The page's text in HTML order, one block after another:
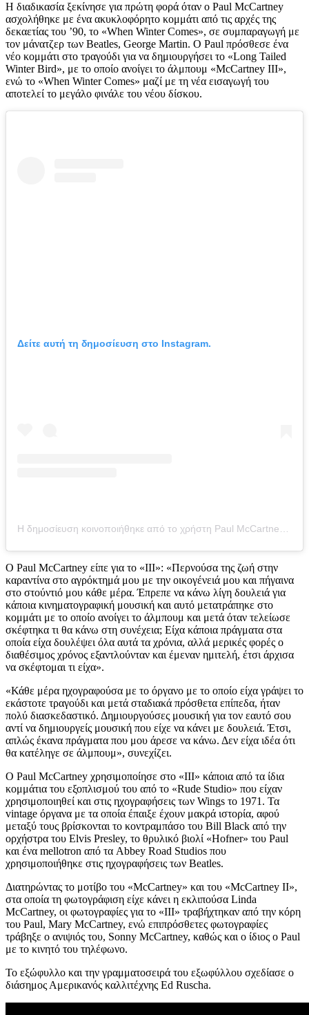
Η διαδικασία ξεκίνησε για πρώτη φορά όταν ο Paul McCartney
ασχολήθηκε με ένα ακυκλοφόρητο κομμάτι από τις αρχές της
δεκαετίας του ’90, το «When Winter Comes», σε συμπαραγωγή με
τον μάνατζερ των Beatles, George Martin. Ο Paul πρόσθεσε ένα
νέο κομμάτι στο τραγούδι για να δημιουργήσει το «Long Tailed
Winter Bird», με το οποίο ανοίγει το άλμπουμ «McCartney III»,
ενώ το «When Winter Comes» μαζί με τη νέα εισαγωγή του
αποτελεί το μεγάλο φινάλε του νέου δίσκου.
Δείτε αυτή τη δημοσίευση στο Instagram.
Η δημοσίευση κοινοποιήθηκε από το χρήστη Paul McCartney (@paulmccartney)
Ο Paul McCartney είπε για το «III»: «Περνούσα της ζωή στην
καραντίνα στο αγρόκτημά μου με την οικογένειά μου και πήγαινα
στο στούντιό μου κάθε μέρα. Έπρεπε να κάνω λίγη δουλειά για
κάποια κινηματογραφική μουσική και αυτό μετατράπηκε στο
κομμάτι με το οποίο ανοίγει το άλμπουμ και μετά όταν τελείωσε
σκέφτηκα τι θα κάνω στη συνέχεια; Είχα κάποια πράγματα στα
οποία είχα δουλέψει όλα αυτά τα χρόνια, αλλά μερικές φορές ο
διαθέσιμος χρόνος εξαντλούνταν και έμεναν ημιτελή, έτσι άρχισα
να σκέφτομαι τι είχα».
«Κάθε μέρα ηχογραφούσα με το όργανο με το οποίο είχα γράψει το
εκάστοτε τραγούδι και μετά σταδιακά πρόσθετα επίπεδα, ήταν
πολύ διασκεδαστικό. Δημιουργούσες μουσική για τον εαυτό σου
αντί να δημιουργείς μουσική που είχε να κάνει με δουλειά. Έτσι,
απλώς έκανα πράγματα που μου άρεσε να κάνω. Δεν είχα ιδέα ότι
θα κατέληγε σε άλμπουμ», συνεχίζει.
Ο Paul McCartney χρησιμοποίησε στο «III» κάποια από τα ίδια
κομμάτια του εξοπλισμού του από το «Rude Studio» που είχαν
χρησιμοποιηθεί και στις ηχογραφήσεις των Wings το 1971. Τα
vintage όργανα με τα οποία έπαιξε έχουν μακρά ιστορία, αφού
μεταξύ τους βρίσκονται το κοντραμπάσο του Bill Black από την
ορχήστρα του Elvis Presley, το θρυλικό βιολί «Hofner» του Paul
και ένα mellotron από τα Abbey Road Studios που
χρησιμοποιήθηκε στις ηχογραφήσεις των Beatles.
Διατηρώντας το μοτίβο του «McCartney» και του «McCartney II»,
στα οποία τη φωτογράφιση είχε κάνει η εκλιπούσα Linda
McCartney, οι φωτογραφίες για το «III» τραβήχτηκαν από την κόρη
του Paul, Mary McCartney, ενώ επιπρόσθετες φωτογραφίες
τράβηξε ο ανιψιός του, Sonny McCartney, καθώς και ο ίδιος ο Paul
με το κινητό του τηλέφωνο.
Το εξώφυλλο και την γραμματοσειρά του εξωφύλλου σχεδίασε ο
διάσημος Αμερικανός καλλιτέχνης Ed Ruscha.